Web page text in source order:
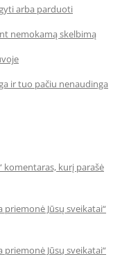
arba parduoti
nemokamą skelbimą
ir tuo pačiu nenaudinga
komentaras, kurį parašė
priemonė Jūsų sveikatai“
priemonė Jūsų sveikatai“